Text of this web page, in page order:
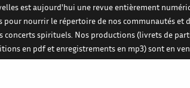
est aujourd'hui une revue entièrement
pour nourrir le répertoire de nos communautés et
concerts spirituels. Nos productions (livrets de
en pdf et enregistrements en mp3) sont en